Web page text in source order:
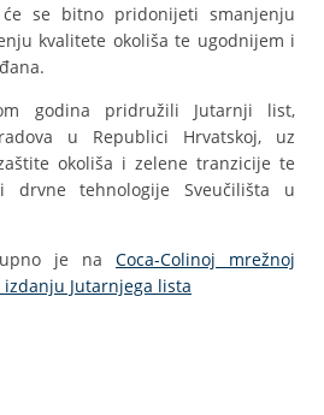
se bitno pridonijeti smanjenju
kvalitete okoliša te ugodnijem i
godina pridružili Jutarnji list,
u Republici Hrvatskoj, uz
okoliša i zelene tranzicije te
drvne tehnologije Sveučilišta u
je na Coca-Colinoj mrežnoj
Jutarnjega lista